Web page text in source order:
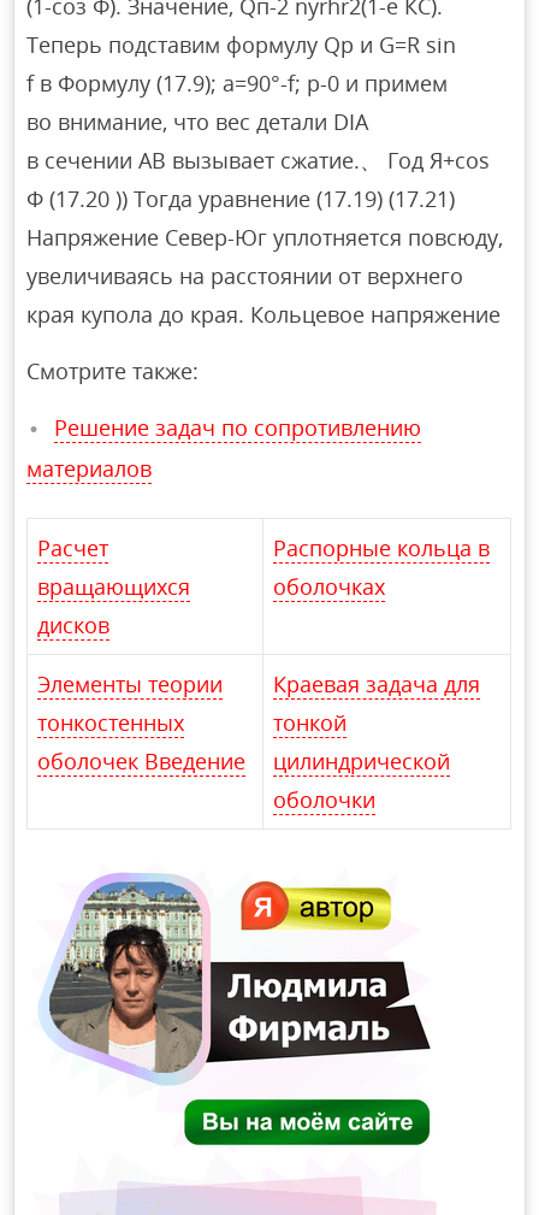
Теперь подставим формулу Qp и G=R sin
f в Формулу (17.9); a=90°-f; p-0 и примем
во внимание, что вес детали DIA
в сечении AB вызывает сжатие.、 Год Я+соѕ
Ф (17.20 )) Тогда уравнение (17.19) (17.21)
Напряжение Север-Юг уплотняется повсюду,
увеличиваясь на расстоянии от верхнего
края купола до края. Кольцевое напряжение
Смотрите также:
Решение задач по сопротивлению
материалов
Расчет
вращающихся
дисков
Распорные кольца в
оболочках
Элементы теории
тонкостенных
оболочек Введение
Краевая задача для
тонкой
цилиндрической
оболочки